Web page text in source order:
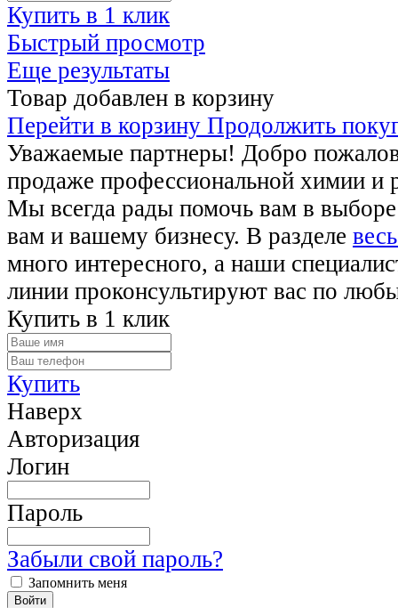
Купить в 1 клик
Быстрый просмотр
Еще результаты
Товар добавлен в корзину
Перейти в корзину Продолжить
Уважаемые партнеры! Добро
продаже профессиональной химии и
Мы всегда рады помочь вам в
вам и вашему бизнесу. В разделе
много интересного, а наши
линии проконсультируют вас по
Купить в 1 клик
Купить
Наверх
Авторизация
Логин
Пароль
Забыли свой пароль?
Запомнить меня